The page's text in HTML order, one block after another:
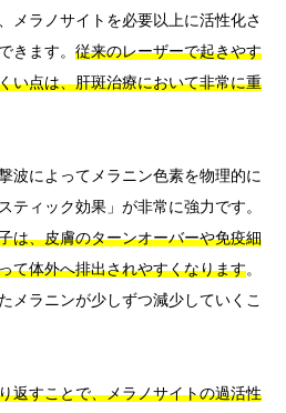
メラノサイトを必要以上に活性化さ
きます。 従来のレーザーで起きやす
い点は、肝斑治療において非常に重
波によってメラニン色素を物理的に
ティック効果」が非常に強力です。
は、皮膚のターンオーバーや免疫細
て体外へ排出されやすくなります。
メラニンが少しずつ減少していくこ
返すことで、メラノサイトの過活性